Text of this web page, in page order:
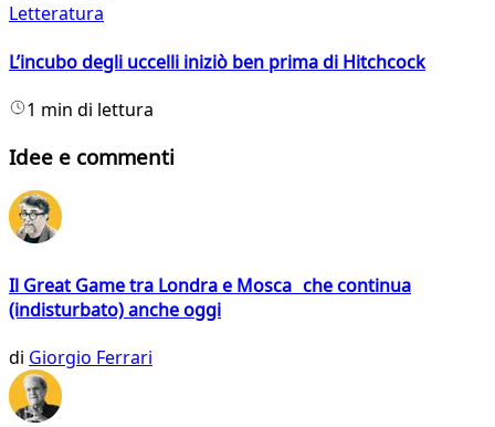
Letteratura
L’incubo degli uccelli iniziò ben prima di Hitchcock
1 min di lettura
Idee e commenti
Il Great Game tra Londra e Mosca che continua
(indisturbato) anche oggi
di Giorgio Ferrari